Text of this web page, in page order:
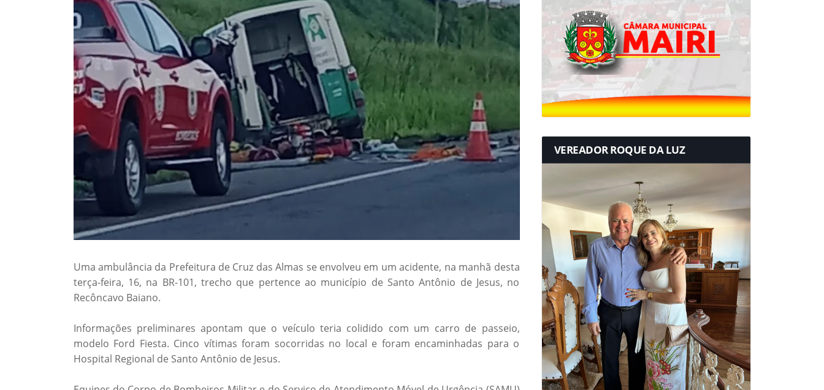
Uma ambulância da Prefeitura de Cruz das Almas se envolveu em um acidente, na manhã desta
terça-feira, 16, na BR-101, trecho que pertence ao município de Santo Antônio de Jesus, no
Recôncavo Baiano.
Informações preliminares apontam que o veículo teria colidido com um carro de passeio,
modelo Ford Fiesta. Cinco vítimas foram socorridas no local e foram encaminhadas para o
Hospital Regional de Santo Antônio de Jesus.
VEREADOR ROQUE DA LUZ